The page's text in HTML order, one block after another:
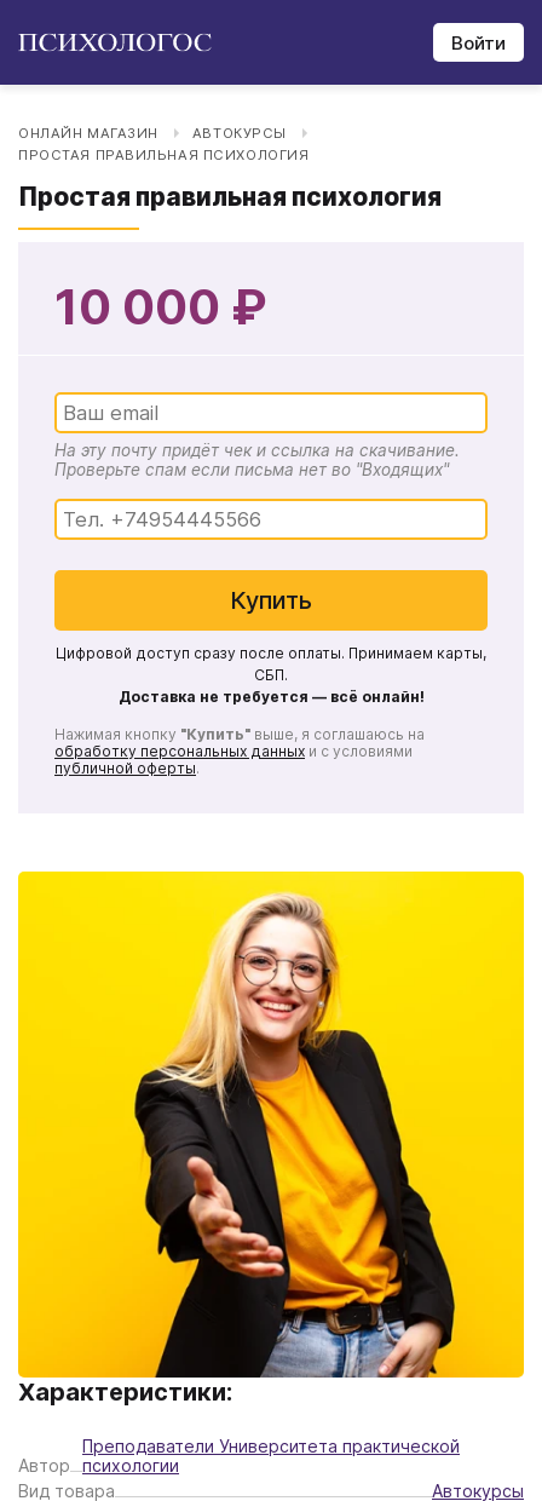
Войти
ОНЛАЙН МАГАЗИН
АВТОКУРСЫ
ПРОСТАЯ ПРАВИЛЬНАЯ ПСИХОЛОГИЯ
Простая правильная психология
Характеристики:
Автор
Преподаватели Университета практической
психологии
Вид товара
Автокурсы
10 000 ₽
На эту почту придёт чек и ссылка на скачивание.
Проверьте спам если письма нет во "Входящих"
Купить
Цифровой доступ сразу после оплаты. Принимаем карты,
СБП.
Доставка не требуется — всё онлайн!
Нажимая кнопку "Купить" выше, я соглашаюсь на
обработку персональных данных и с условиями
публичной оферты.